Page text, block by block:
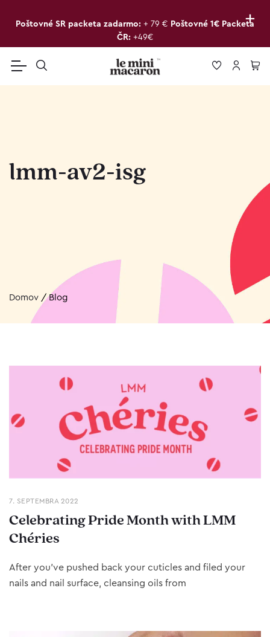
+
Poštovné SR packeta zadarmo: + 79 € Poštovné 1€ Packeta
ČR: +49€
lmm-av2-isg
Domov /Blog
7. SEPTEMBRA 2022
Celebrating Pride Month with LMM
Chéries
After you’ve pushed back your cuticles and filed your
nails and nail surface, cleansing oils from